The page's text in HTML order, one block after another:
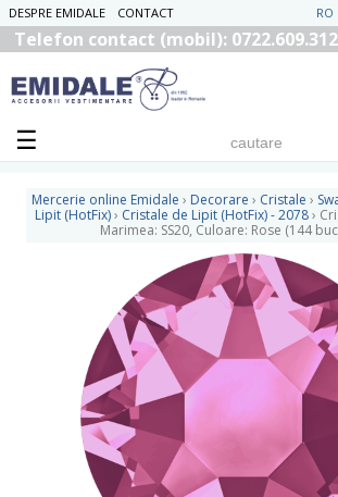
DESPRE EMIDALE CONTACT RO
Telefon contact (mobil):
Mercerie online Emidale › Decorare › Cristale ›
Lipit (HotFix)› Cristale de Lipit (HotFix) - 2078›
Marimea: SS20, Culoare: Rose (144